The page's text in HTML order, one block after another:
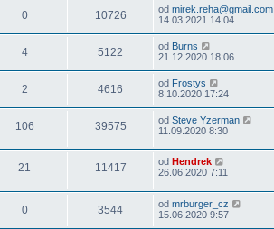
0 10726 od mirek.reha@gmail.com
14.03.2021 14:04
4 5122 od Burns
21.12.2020 18:06
2 4616 od Frostys
8.10.2020 17:24
106 39575 od Steve Yzerman
11.09.2020 8:30
21 11417 od Hendrek
26.06.2020 7:11
0 3544 od mrburger_cz
15.06.2020 9:57